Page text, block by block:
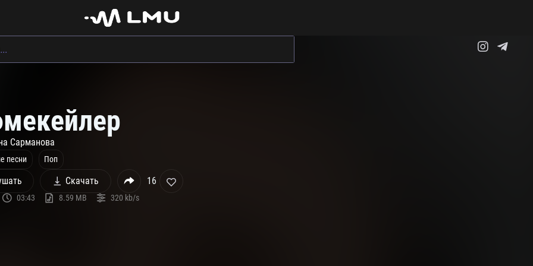
Сарманова
песни Поп
Скачать 16
03:43 8.59 MB 320 kb/s